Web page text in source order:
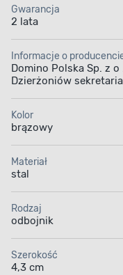
Gwarancja
2 lata
Informacje o
Domino Polska Sp. z
Dzierżoniów
Kolor
brązowy
Materiał
stal
Rodzaj
odbojnik
Szerokość
4,3 cm